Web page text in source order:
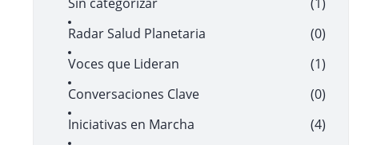
Radar Salud Planetaria
(0)
Voces que Lideran
(1)
Conversaciones Clave
(0)
Iniciativas en Marcha
(4)